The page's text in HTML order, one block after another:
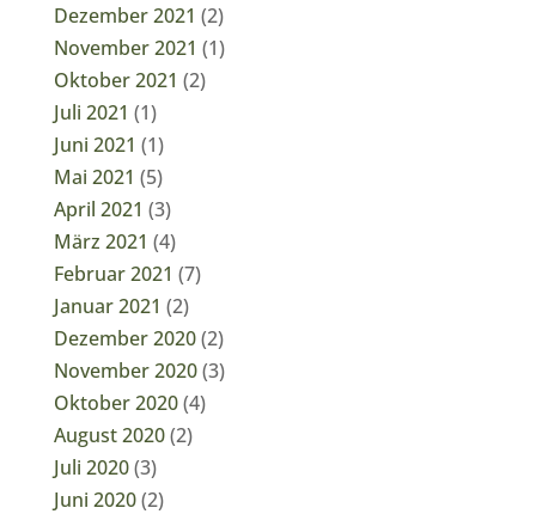
Dezember 2021 (2)
November 2021 (1)
Oktober 2021 (2)
Juli 2021 (1)
Juni 2021 (1)
Mai 2021 (5)
April 2021 (3)
März 2021 (4)
Februar 2021 (7)
Januar 2021 (2)
Dezember 2020(2)
November 2020(3)
Oktober 2020(4)
August 2020(2)
Juli 2020(3)
Juni 2020(2)